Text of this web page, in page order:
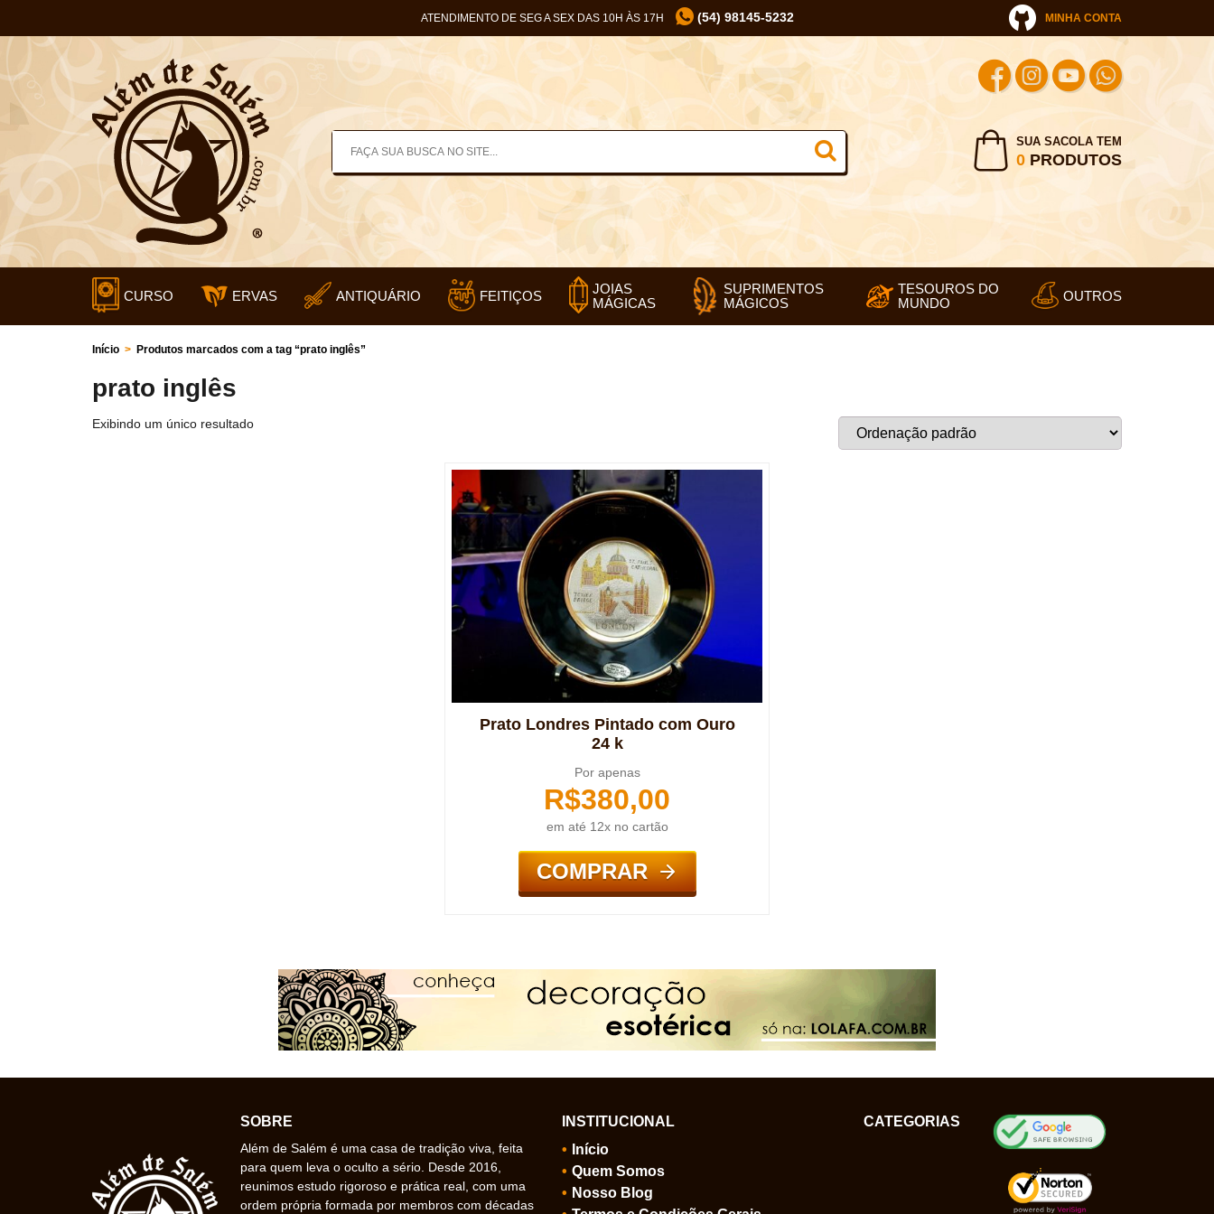
ATENDIMENTO DE SEG A SEX DAS 10H ÀS 17H (54) 98145-5232 MINHA CONTA
SUA SACOLA TEM
0PRODUTOS
CURSO ERVAS ANTIQUÁRIO FEITIÇOS
JOIAS
MÁGICAS
SUPRIMENTOS
MÁGICOS
TESOUROS DO
MUNDO
OUTROS
Início > Produtos marcados com a tag “prato inglês”
prato inglês
Exibindo um único resultado
Prato Londres Pintado com Ouro
24 k
Por apenas
R$380,00
em até 12x no cartão
COMPRAR
SOBRE
Além de Salém é uma casa de tradição viva, feita
para quem leva o oculto a sério. Desde 2016,
reunimos estudo rigoroso e prática real, com uma
ordem própria formada por membros com décadas
INSTITUCIONAL
Início
Quem Somos
Nosso Blog
CATEGORIAS